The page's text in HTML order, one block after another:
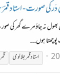
دَر کی صورت - استاد
کہیں بھول نہ جاؤ مرے
ہوں...
استادقمرجلالوی قمر